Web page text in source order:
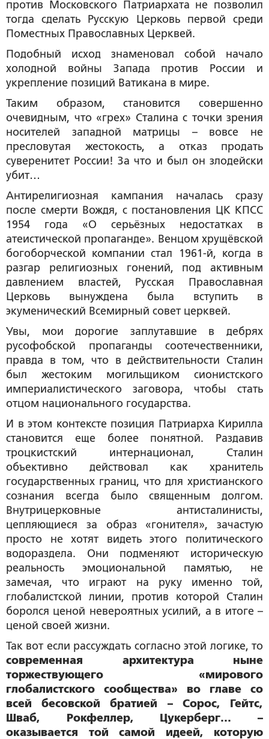
против Московского Патриархата не позволил
тогда сделать Русскую Церковь первой среди
Поместных Православных Церквей.
Подобный исход знаменовал собой начало
холодной войны Запада против России и
укрепление позиций Ватикана в мире.
Таким образом, становится совершенно
очевидным, что «грех» Сталина с точки зрения
носителей западной матрицы – вовсе не
пресловутая жестокость, а отказ продать
суверенитет России! За что и был он злодейски
убит…
Антирелигиозная кампания началась сразу
после смерти Вождя, с постановления ЦК КПСС
1954 года «О серьёзных недостатках в
атеистической пропаганде». Венцом хрущёвской
богоборческой компании стал 1961-й, когда в
разгар религиозных гонений, под активным
давлением властей, Русская Православная
Церковь вынуждена была вступить в
экуменический Всемирный совет церквей.
Увы, мои дорогие заплутавшие в дебрях
русофобской пропаганды соотечественники,
правда в том, что в действительности Сталин
был жестоким могильщиком сионистского
империалистического заговора, чтобы стать
отцом национального государства.
И в этом контексте позиция Патриарха Кирилла
становится еще более понятной. Раздавив
троцкистский интернационал, Сталин
объективно действовал как хранитель
государственных границ, что для христианского
сознания всегда было священным долгом.
Внутрицерковные антисталинисты,
цепляющиеся за образ «гонителя», зачастую
просто не хотят видеть этого политического
водораздела. Они подменяют историческую
реальность эмоциональной памятью, не
замечая, что играют на руку именно той,
глобалистской линии, против которой Сталин
боролся ценой невероятных усилий, а в итоге –
ценой своей жизни.
Так вот если рассуждать согласно этой логике, то
современная архитектура ныне
торжествующего «мирового
глобалистского сообщества» во главе со
всей бесовской братией – Сорос, Гейтс,
Шваб, Рокфеллер, Цукерберг… –
оказывается той самой идеей, которую